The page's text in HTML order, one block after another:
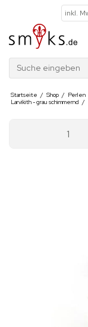
Suche eingeben
Startseite / Shop / Perlen
Larvikith - grau schimmernd /